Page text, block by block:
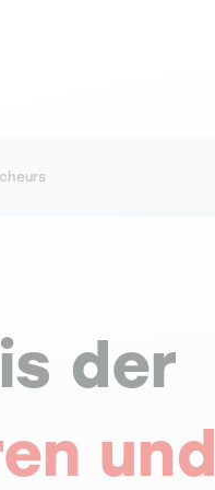
der
und